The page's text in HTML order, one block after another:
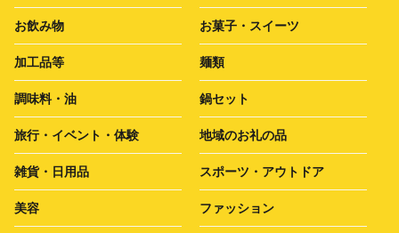
お飲み物 お菓子・スイーツ
加工品等 麺類
調味料・油 鍋セット
旅行・イベント・体験 地域のお礼の品
雑貨・日用品 スポーツ・アウトドア
美容 ファッション